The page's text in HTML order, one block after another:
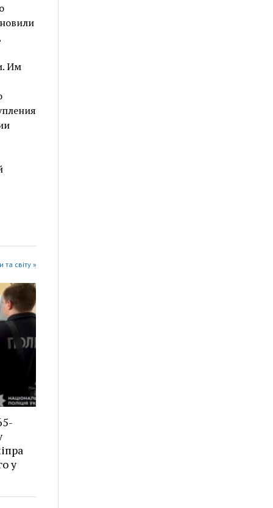
Им
світу »
у